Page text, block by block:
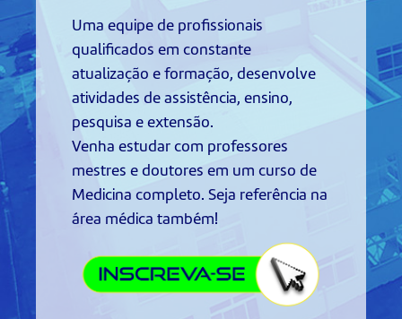
Uma equipe de profissionais
qualificados em constante
atualização e formação, desenvolve
atividades de assistência, ensino,
pesquisa e extensão.
Venha estudar com professores
mestres e doutores em um curso de
Medicina completo. Seja referência na
área médica também!